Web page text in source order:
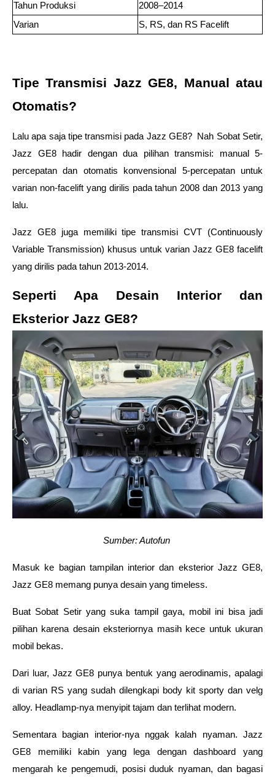
Tahun Produksi
2008–2014
Varian
S, RS, dan RS Facelift
Tipe Transmisi Jazz GE8, Manual atau
Otomatis?
Lalu apa saja tipe transmisi pada Jazz GE8?  Nah Sobat Setir,
Jazz GE8 hadir dengan dua pilihan transmisi: manual 5-
percepatan dan otomatis konvensional 5-percepatan untuk
varian non-facelift yang dirilis pada tahun 2008 dan 2013 yang
lalu.
Jazz GE8 juga memiliki tipe transmisi CVT (Continuously
Variable Transmission) khusus untuk varian Jazz GE8 facelift
yang dirilis pada tahun 2013-2014.
Seperti Apa Desain Interior dan
Eksterior Jazz GE8?
Sumber: Autofun
Masuk ke bagian tampilan interior dan eksterior Jazz GE8,
Jazz GE8 memang punya desain yang timeless.
Buat Sobat Setir yang suka tampil gaya, mobil ini bisa jadi
pilihan karena desain eksteriornya masih kece untuk ukuran
mobil bekas.
Dari luar, Jazz GE8 punya bentuk yang aerodinamis, apalagi
di varian RS yang sudah dilengkapi body kit sporty dan velg
alloy. Headlamp-nya menyipit tajam dan terlihat modern.
Sementara bagian interior-nya nggak kalah nyaman. Jazz
GE8 memiliki kabin yang lega dengan dashboard yang
mengarah ke pengemudi, posisi duduk nyaman, dan bagasi